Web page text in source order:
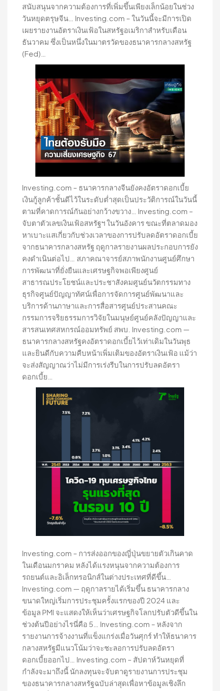
สนับสนุนจากความต้องการที่เพิ่มขึ้นเพียงเล็กน้อยในช่วง
วันหยุดตรุษจีน… Investing.com – ในวันนี้จะมีการเปิด
เผยรายงานอัตราเงินเฟ้อในสหรัฐอเมริกาสำหรับเดือน
ธันวาคม ซึ่งเป็นหนึ่งในมาตรวัดของธนาคารกลางสหรัฐ
(Fed)…
Investing.com – ธนาคารกลางจีนยังคงอัตราดอกเบี้ย
เงินกู้ลูกค้าชั้นดีไว้ในระดับต่ำสุดเป็นประวัติการณ์ในวันนี้
ตามที่คาดการณ์กันอย่างกว้างขวาง… Investing.com –
จับตาตัวเลขเงินเฟ้อสหรัฐฯ ในวันอังคาร ขณะที่ตลาดมอง
หาเบาะแสเกี่ยวกับช่วงเวลาของการปรับลดอัตราดอกเบี้ย
จากธนาคารกลางสหรัฐ ฤดูกาลรายงานผลประกอบการยัง
คงดำเนินต่อไป… สภาคณาจารย์สภาพนักงานศูนย์ศึกษา
การพัฒนาที่ยั่งยืนและเศรษฐกิจพอเพียงศูนย์
สาธารณประโยชน์และประชาสังคมศูนย์นวัตกรรมทาง
ธุรกิจศูนย์ปัญญาทัศน์เพื่อการจัดการศูนย์พัฒนาและ
บริการด้านภาษาและการสื่อสารศูนย์ประสานคณะ
กรรมการจริยธรรมการวิจัยในมนุษย์ศูนย์คลังปัญญาและ
สารสนเทศสหกรณ์ออมทรัพย์ สพบ. Investing.com —
ธนาคารกลางสหรัฐคงอัตราดอกเบี้ยไว้เท่าเดิมในวันพุธ
และยินดีกับความคืบหน้าเพิ่มเติมของอัตราเงินเฟ้อ แม้ว่า
จะส่งสัญญาณว่าไม่มีการเร่งรีบในการปรับลดอัตรา
ดอกเบี้ย…
Investing.com – การส่งออกของญี่ปุ่นขยายตัวเกินคาด
ในเดือนมกราคม หลังได้แรงหนุนจากความต้องการ
รถยนต์และอิเล็กทรอนิกส์ในต่างประเทศที่ดีขึ้น…
Investing.com — ฤดูกาลรายได้เริ่มขึ้น ธนาคารกลาง
ขนาดใหญ่เริ่มการประชุมครั้งแรกของปี 2024 และ
ข้อมูล PMI จะแสดงให้เห็นว่าเศรษฐกิจโลกปรับตัวดีขึ้นใน
ช่วงต้นปีอย่างไรนี่คือ 5… Investing.com – หลังจาก
รายงานการจ้างงานที่แข็งแกร่งเมื่อวันศุกร์ ทำให้ธนาคาร
กลางสหรัฐมีแนวโน้มว่าจะชะลอการปรับลดอัตรา
ดอกเบี้ยออกไป… Investing.com – สัปดาห์วันหยุดที่
กำลังจะมาถึงนี้ นักลงทุนจะจับตาดูรายงานการประชุม
ของธนาคารกลางสหรัฐฉบับล่าสุดเพื่อหาข้อมูลเชิงลึก